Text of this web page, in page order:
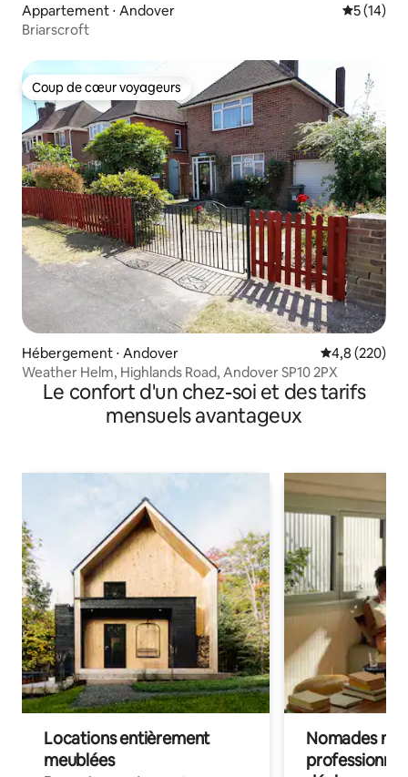
Appartement ⋅ Andover
5 (14)
Briarscroft
Coup de cœur voyageurs
Coup de cœur voyageurs
Hébergement ⋅ Andover Évaluation
4,8 (220)
Weather Helm, Highlands Road, Andover SP10 2PX
Le confort d'un chez-soi et des tarifs
mensuels avantageux
Locations entièrement
meublées
Nomades